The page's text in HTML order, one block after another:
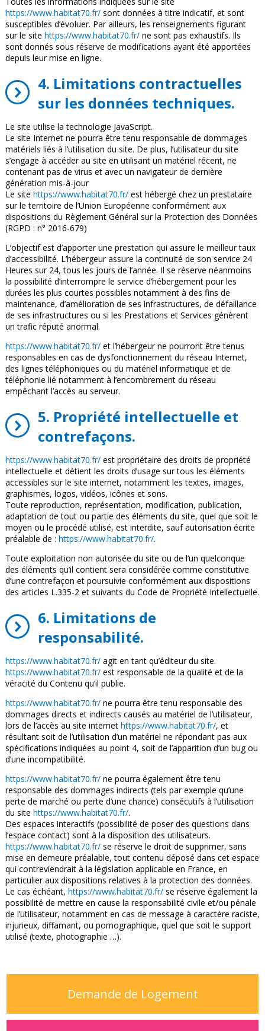
https://www.habitat70.fr/sont données à titre indicatif, et sont
susceptibles d’évoluer. Par ailleurs, les renseignements figurant
sur le site https://www.habitat70.fr/ne sont pas exhaustifs. Ils
sont donnés sous réserve de modifications ayant été apportées
depuis leur mise en ligne.
4. Limitations contractuelles
sur les données techniques.
Le site utilise la technologie JavaScript.
Le site Internet ne pourra être tenu responsable de dommages
matériels liés à l’utilisation du site. De plus, l’utilisateur du site
s’engage à accéder au site en utilisant un matériel récent, ne
contenant pas de virus et avec un navigateur de dernière
génération mis-à-jour
Le site https://www.habitat70.fr/est hébergé chez un prestataire
sur le territoire de l’Union Européenne conformément aux
dispositions du Règlement Général sur la Protection des Données
(RGPD : n° 2016-679)
L’objectif est d’apporter une prestation qui assure le meilleur taux
d’accessibilité. L’hébergeur assure la continuité de son service 24
Heures sur 24, tous les jours de l’année. Il se réserve néanmoins
la possibilité d’interrompre le service d’hébergement pour les
durées les plus courtes possibles notamment à des fins de
maintenance, d’amélioration de ses infrastructures, de défaillance
de ses infrastructures ou si les Prestations et Services génèrent
un trafic réputé anormal.
https://www.habitat70.fr/et l’hébergeur ne pourront être tenus
responsables en cas de dysfonctionnement du réseau Internet,
des lignes téléphoniques ou du matériel informatique et de
téléphonie lié notamment à l’encombrement du réseau
empêchant l’accès au serveur.
5. Propriété intellectuelle et
contrefaçons.
https://www.habitat70.fr/est propriétaire des droits de propriété
intellectuelle et détient les droits d’usage sur tous les éléments
accessibles sur le site internet, notamment les textes, images,
graphismes, logos, vidéos, icônes et sons.
Toute reproduction, représentation, modification, publication,
adaptation de tout ou partie des éléments du site, quel que soit le
moyen ou le procédé utilisé, est interdite, sauf autorisation écrite
préalable de : https://www.habitat70.fr/.
Toute exploitation non autorisée du site ou de l’un quelconque
des éléments qu’il contient sera considérée comme constitutive
d’une contrefaçon et poursuivie conformément aux dispositions
des articles L.335-2 et suivants du Code de Propriété Intellectuelle.
6. Limitations de
responsabilité.
https://www.habitat70.fr/agit en tant qu’éditeur du site.
https://www.habitat70.fr/est responsable de la qualité et de la
véracité du Contenu qu’il publie.
https://www.habitat70.fr/ne pourra être tenu responsable des
dommages directs et indirects causés au matériel de l’utilisateur,
lors de l’accès au site internet https://www.habitat70.fr/, et
résultant soit de l’utilisation d’un matériel ne répondant pas aux
spécifications indiquées au point 4, soit de l’apparition d’un bug ou
d’une incompatibilité.
https://www.habitat70.fr/ne pourra également être tenu
responsable des dommages indirects (tels par exemple qu’une
perte de marché ou perte d’une chance) consécutifs à l’utilisation
du site https://www.habitat70.fr/.
Des espaces interactifs (possibilité de poser des questions dans
l’espace contact) sont à la disposition des utilisateurs.
https://www.habitat70.fr/se réserve le droit de supprimer, sans
mise en demeure préalable, tout contenu déposé dans cet espace
qui contreviendrait à la législation applicable en France, en
particulier aux dispositions relatives à la protection des données.
Le cas échéant, https://www.habitat70.fr/se réserve également la
possibilité de mettre en cause la responsabilité civile et/ou pénale
de l’utilisateur, notamment en cas de message à caractère raciste,
injurieux, diffamant, ou pornographique, quel que soit le support
utilisé (texte, photographie …).
Demande de Logement